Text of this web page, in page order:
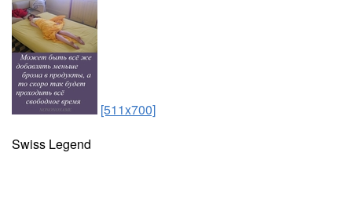
[511x700]
Swiss Legend